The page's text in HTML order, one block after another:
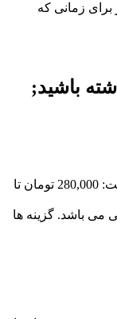
برای زمانی که
باشید;
محدوده قیمت: 280,000 تومان تا
می باشد. گزینه ها